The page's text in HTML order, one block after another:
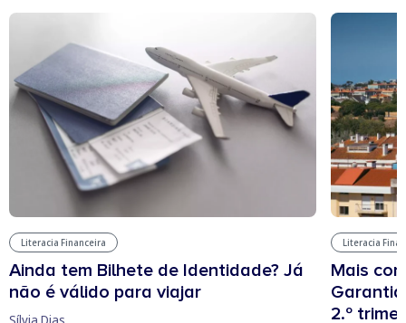
Literacia Financeira
Ainda tem Bilhete de Identidade? Já
não é válido para viajar
Literacia
Mais
2.º